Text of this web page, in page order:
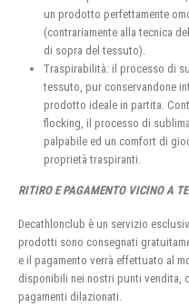
un prodotto perfettamente
(contrariamente alla tecnica
di sopra del tessuto).
Traspirabilità: il processo di
tessuto, pur conservandone
prodotto ideale in partita.
flocking, il processo di
palpabile ed un comfort di
proprietà traspiranti.
RITIRO E PAGAMENTO VICINO A
Decathlonclub è un servizio
prodotti sono consegnati
e il pagamento verrà effettuato al
disponibili nei nostri punti vendita,
pagamenti dilazionati.